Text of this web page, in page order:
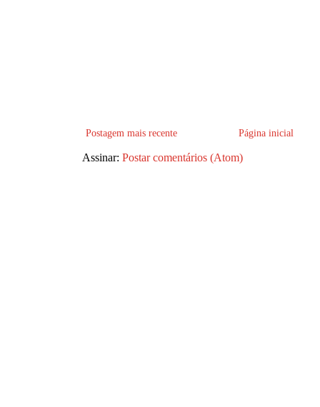
Postagem mais recente Página inicial
Assinar: Postar comentários (Atom)